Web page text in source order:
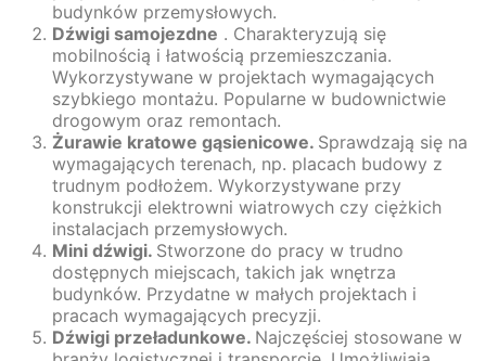
budynków przemysłowych.
Dźwigi samojezdne . Charakteryzują się
mobilnością i łatwością przemieszczania.
Wykorzystywane w projektach wymagających
szybkiego montażu. Popularne w budownictwie
drogowym oraz remontach.
Żurawie kratowe gąsienicowe. Sprawdzają się na
wymagających terenach, np. placach budowy z
trudnym podłożem. Wykorzystywane przy
konstrukcji elektrowni wiatrowych czy ciężkich
instalacjach przemysłowych.
Mini dźwigi. Stworzone do pracy w trudno
dostępnych miejscach, takich jak wnętrza
budynków. Przydatne w małych projektach i
pracach wymagających precyzji.
Dźwigi przeładunkowe. Najczęściej stosowane w